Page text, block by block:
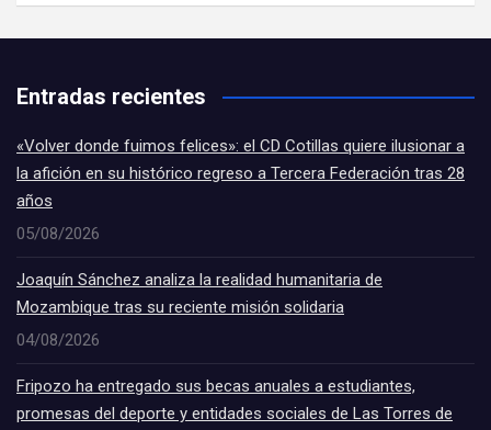
Entradas recientes
«Volver donde fuimos felices»: el CD Cotillas quiere ilusionar a
la afición en su histórico regreso a Tercera Federación tras 28
años
05/08/2026
Joaquín Sánchez analiza la realidad humanitaria de
Mozambique tras su reciente misión solidaria
04/08/2026
Fripozo ha entregado sus becas anuales a estudiantes,
promesas del deporte y entidades sociales de Las Torres de